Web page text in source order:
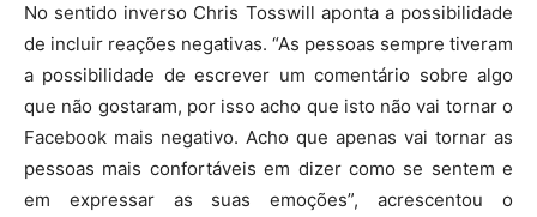
No sentido inverso Chris Tosswill aponta a possibilidade
de incluir reações negativas. “As pessoas sempre tiveram
a possibilidade de escrever um comentário sobre algo
que não gostaram, por isso acho que isto não vai tornar o
Facebook mais negativo. Acho que apenas vai tornar as
pessoas mais confortáveis em dizer como se sentem e
em expressar as suas emoções”, acrescentou o